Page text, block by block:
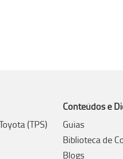
(TPS)
Conteúdos e
Guias
Biblioteca de
Blogs